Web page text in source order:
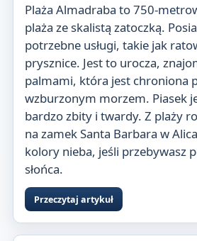
Plaża Almadraba to 750-
plaża ze skalistą zatoczką.
potrzebne usługi, takie jak
prysznice. Jest to urocza,
palmami, która jest chroniona
wzburzonym morzem. Piasek
bardzo zbity i twardy. Z plaży
na zamek Santa Barbara w
kolory nieba, jeśli przebywasz
słońca.
Przeczytaj artykuł